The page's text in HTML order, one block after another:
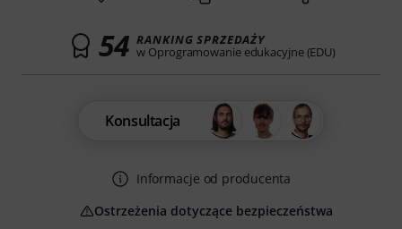
54 RANKING SPRZEDAŻY
w Oprogramowanie edukacyjne (EDU)
Konsultacja
Informacje od producenta
Ostrzeżenia dotyczące bezpieczeństwa